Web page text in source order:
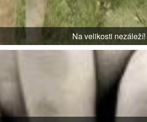
Na velikosti nezáleží!